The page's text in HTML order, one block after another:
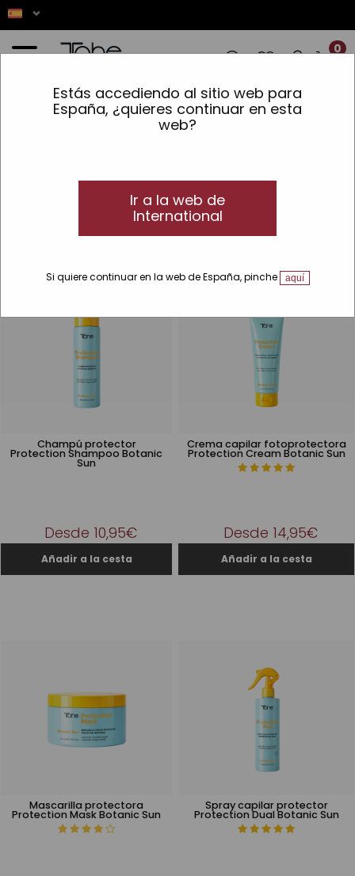
Estás accediendo al sitio web para
España, ¿quieres continuar en esta
web?
Ir a la web de
International
Si quiere continuar en la web de España, pinche aquí
0
✨ LOS PEDIDOS REALIZADOS ENTRE
¡Novedades! Últimos lanzamientos en
maquillaje, cabello y accesorios
Trabajamos a diario para que puedas encontrar todas las
novedades de cosmética y cuidado del cabello
Champú protector
Protection Shampoo Botanic
Sun
Desde 10,95€
Crema capilar fotoprotectora
Protection Cream Botanic Sun
Desde 14,95€
Mascarilla protectora
Protection Mask Botanic Sun
Spray capilar protector
Protection Dual Botanic Sun